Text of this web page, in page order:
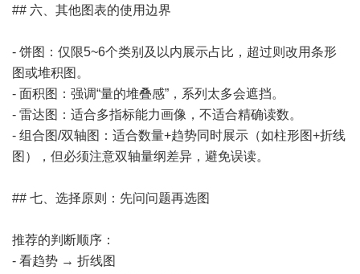
## 六、其他图表的使用边界
- 饼图：仅限5~6个类别及以内展示占比，超过则改用条形
图或堆积图。
- 面积图：强调“量的堆叠感”，系列太多会遮挡。
- 雷达图：适合多指标能力画像，不适合精确读数。
- 组合图/双轴图：适合数量+趋势同时展示（如柱形图+折线
图），但必须注意双轴量纲差异，避免误读。
## 七、选择原则：先问问题再选图
推荐的判断顺序：
- 看趋势 → 折线图